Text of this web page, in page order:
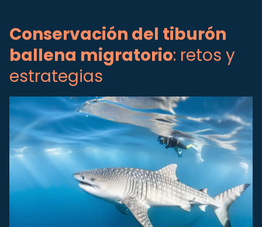
Conservación del tiburón
ballena migratorio: retos y
estrategias